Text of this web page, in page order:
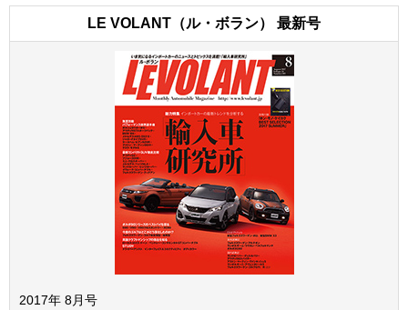
LE VOLANT（ル・ボラン） 最新号
2017年 8月号